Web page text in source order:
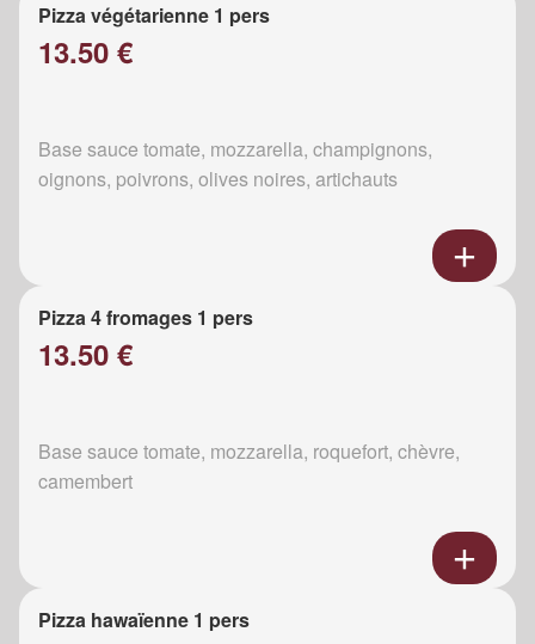
Pizza végétarienne 1 pers
13.50 €
Base sauce tomate, mozzarella, champignons,
oignons, poivrons, olives noires, artichauts
Pizza 4 fromages 1 pers
13.50 €
Base sauce tomate, mozzarella, roquefort, chèvre,
camembert
Pizza hawaïenne 1 pers